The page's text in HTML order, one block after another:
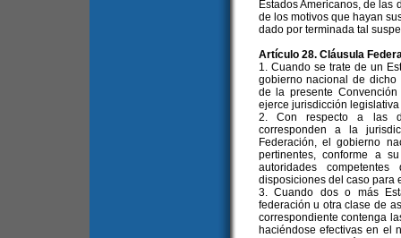
Estados Americanos, de
de los motivos que hayan
dado por terminada tal
Artículo 28. Cláusula
1. Cuando se trate de un
gobierno nacional de dicho
de la presente
ejerce jurisdicción
2. Con respecto a las
corresponden a la
Federación, el gobierno
pertinentes, conforme a
autoridades
disposiciones del caso para
3. Cuando dos o más
federación u otra clase de
correspondiente contenga
haciéndose efectivas en el